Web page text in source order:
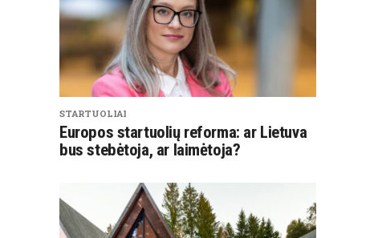
STARTUOLIAI
Europos startuolių reforma: ar Lietuva
bus stebėtoja, ar laimėtoja?